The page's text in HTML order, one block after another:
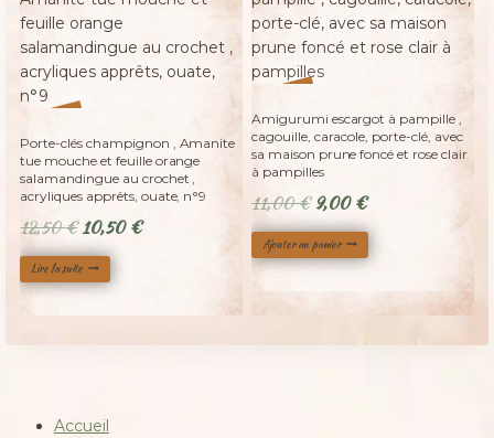
Adopté
Porte-clés champignon , Amanite
tue mouche et feuille orange
salamandingue au crochet ,
acryliques apprêts, ouate, n°9
12,50€ Le
prix
initial
10,50€Le
Lire la suite
Amigurumi escargot à pampille ,
cagouille, caracole, porte-clé, avec
sa maison prune foncé et rose clair
à pampilles
11,00€ Le
prix
initial
11,00 €.
9,00€Le
prix
actuel
9,00 €.
Ajouter au panier
Accueil